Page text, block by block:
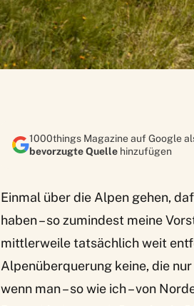
1000things Magazine auf Google
bevorzugte Quelle hinzufügen
Einmal über die Alpen gehen,
haben – so zumindest meine
mittlerweile tatsächlich weit
Alpenüberquerung keine, die
wenn man – so wie ich – von